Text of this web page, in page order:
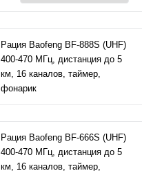
Рация Baofeng BF-888S (UHF)
400-470 МГц, дистанция до 5
км, 16 каналов, таймер,
фонарик
Рация Baofeng BF-666S (UHF)
400-470 МГц, дистанция до 5
км, 16 каналов, таймер,